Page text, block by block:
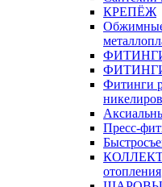
КРЕПЁЖ
ФИТИНГИ
ФИТИНГИ
Фитинги
Пресс-
отопления